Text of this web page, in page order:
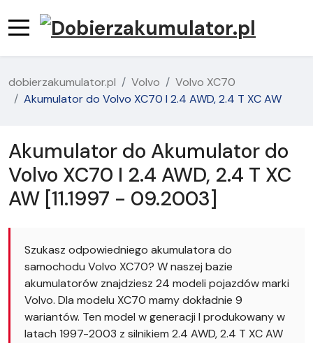
dobierzakumulator.pl Volvo
Volvo XC70
Akumulator do Volvo XC70 I 2.4 AWD, 2.4 T XC AW
Akumulator do Akumulator do
Volvo XC70 I 2.4 AWD, 2.4 T XC
AW [11.1997 - 09.2003]
Szukasz odpowiedniego akumulatora do
samochodu Volvo XC70? W naszej bazie
akumulatorów znajdziesz 24 modeli pojazdów marki
Volvo. Dla modelu XC70 mamy dokładnie 9
wariantów. Ten model w generacji I produkowany w
latach 1997-2003 z silnikiem 2.4 AWD, 2.4 T XC AW